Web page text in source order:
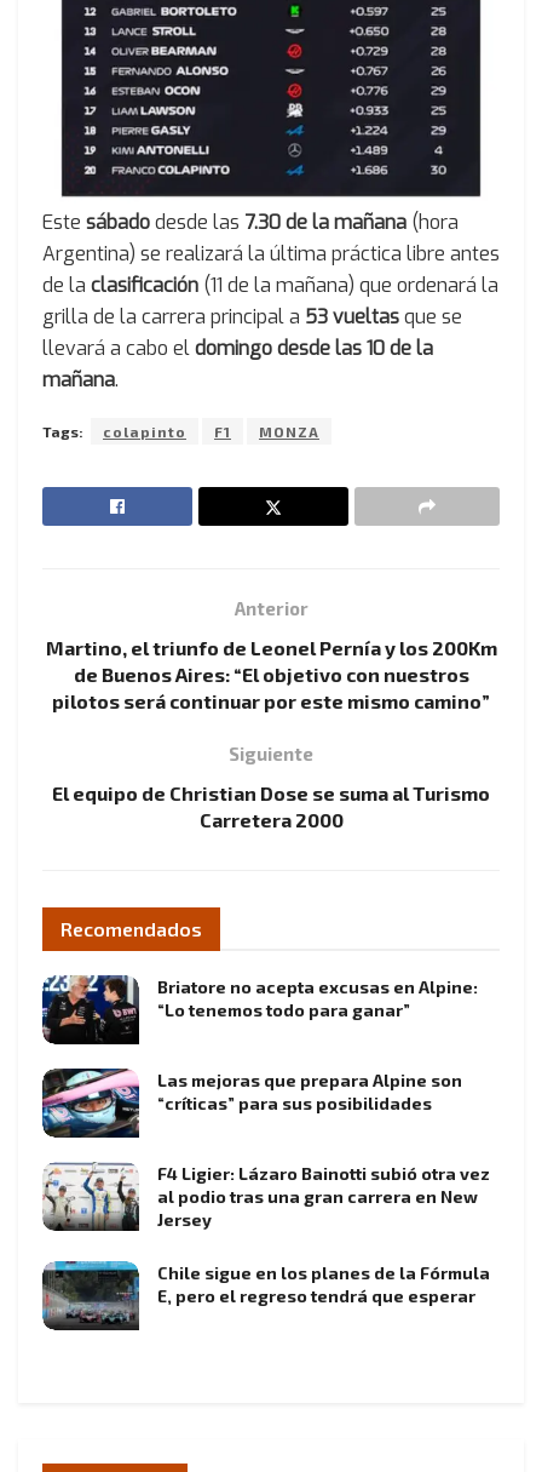
Este sábadodesde las 7.30 de la mañana (hora
Argentina) se realizará la última práctica libre antes
de la clasificación (11 de la mañana) que ordenará la
grilla de la carrera principal a 53 vueltasque se
llevará a cabo eldomingo desde las 10 de la
mañana.
Tags: colapinto F1 MONZA
Anterior
Martino, el triunfo de Leonel Pernía y los 200Km
de Buenos Aires: “El objetivo con nuestros
pilotos será continuar por este mismo camino”
Siguiente
El equipo de Christian Dose se suma al Turismo
Carretera 2000
Recomendados
Briatore no acepta excusas en Alpine:
“Lo tenemos todo para ganar”
Las mejoras que prepara Alpine son
“críticas” para sus posibilidades
F4 Ligier: Lázaro Bainotti subió otra vez
al podio tras una gran carrera en New
Jersey
Chile sigue en los planes de la Fórmula
E, pero el regreso tendrá que esperar